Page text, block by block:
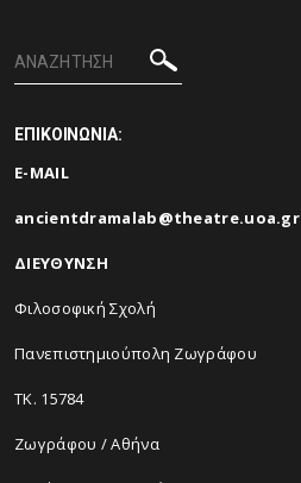
ΕΠΙΚΟΙΝΩΝΙΑ:
E-MAIL
ancientdramalab@theatre.uoa.gr
ΔΙΕΥΘΥΝΣΗ
Φιλοσοφική Σχολή
Πανεπιστημιούπολη Ζωγράφου
ΤΚ. 15784
Ζωγράφου / Αθήνα